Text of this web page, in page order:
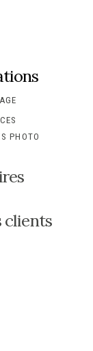
clients
PHOTO